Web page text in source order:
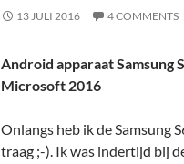
13 JULI 2016 4 COMMENTS
Android apparaat Samsung
Microsoft 2016
Onlangs heb ik de Samsung
traag ;-). Ik was indertijd bij